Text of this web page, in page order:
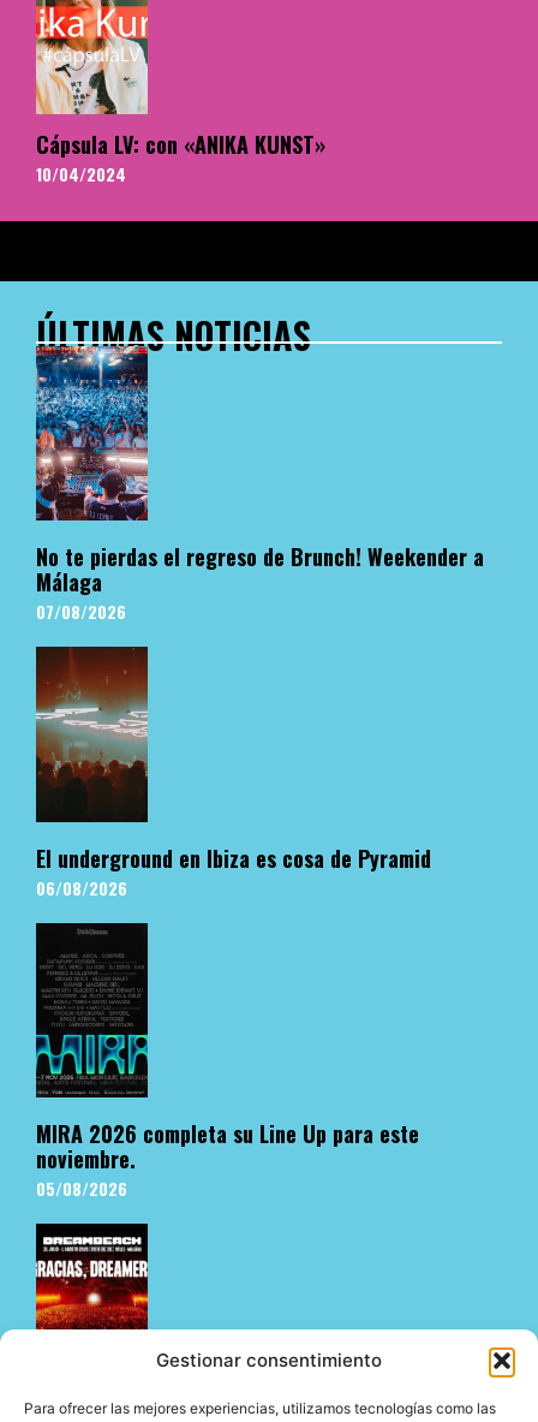
Gestionar consentimiento
Para ofrecer las mejores experiencias, utilizamos tecnologías como las
Cápsula LV: con «ANIKA KUNST»
10/04/2024
ÚLTIMAS NOTICIAS
No te pierdas el regreso de Brunch! Weekender a
Málaga
07/08/2026
El underground en Ibiza es cosa de Pyramid
06/08/2026
MIRA 2026 completa su Line Up para este
noviembre.
05/08/2026